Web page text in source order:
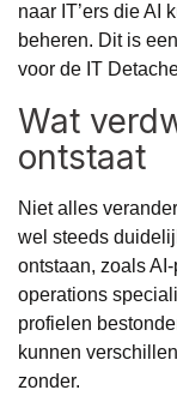
naar IT’ers die AI
beheren. Dit is
voor de IT
Wat
ontstaat
Niet alles
wel steeds
ontstaan, zoals
operations
profielen
kunnen
zonder.